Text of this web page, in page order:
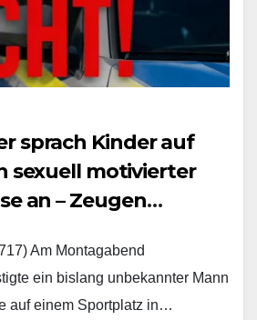
sprach Kinder auf
sexuell motivierter
an – Zeugen
Am Montagabend
ein bislang unbekannter Mann
auf einem Sportplatz in…